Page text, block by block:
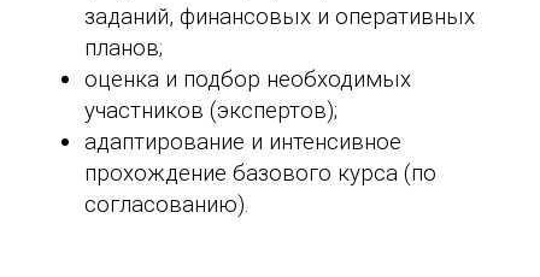
заданий, финансовых и оперативных
планов;
оценка и подбор необходимых
участников (экспертов);
адаптирование и интенсивное
прохождение базового курса (по
согласованию).